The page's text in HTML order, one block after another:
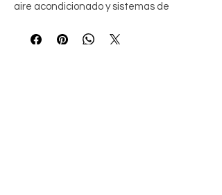
aire acondicionado y sistemas de
condiciones adversas. Contenido: 340g